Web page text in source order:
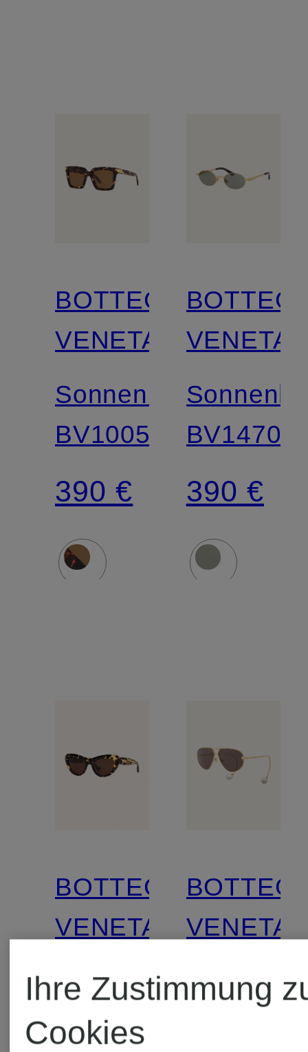
BOTTEGA
VENETA
Sonnenbrille
BV1005S
390 €
VENETA
BV1470S
390 €
BOTTEGA
VENETA
Sonnenbrillen
6J000435
VENETA
Ihre Zustimmung
Cookies